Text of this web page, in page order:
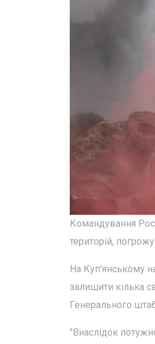
Командування
територій,
На Куп'янському
залишити кілька
Генерального
"Внаслідок